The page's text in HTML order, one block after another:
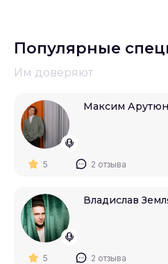
Популярные
Им доверяют
Максим
5 2 отзыва
Владислав
5 2 отзыва